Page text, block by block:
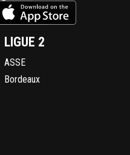
LIGUE 2
ASSE
Bordeaux